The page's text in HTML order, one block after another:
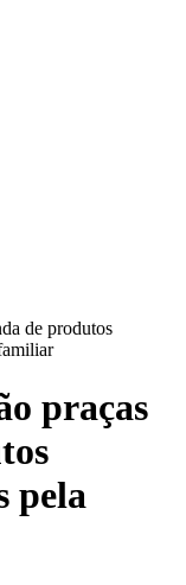
de produtos
praças
pela